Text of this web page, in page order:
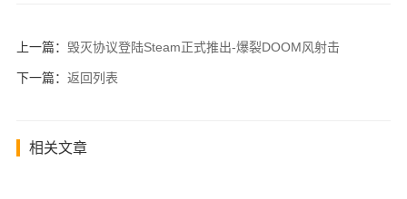
上一篇： 毁灭协议登陆Steam正式推出-爆裂DOOM风射击
下一篇： 返回列表
相关文章